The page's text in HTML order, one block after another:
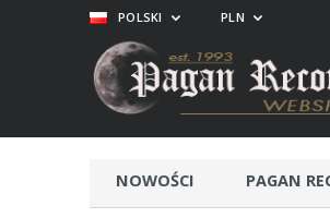
NOWOŚCI PAGAN
POLSKI PLN